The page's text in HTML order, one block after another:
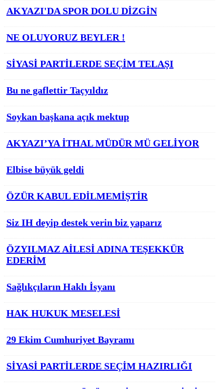
AKYAZI'DA SPOR DOLU DİZGİN
NE OLUYORUZ BEYLER !
SİYASİ PARTİLERDE SEÇİM TELAŞI
Bu ne gaflettir Taçyıldız
Soykan başkana açık mektup
AKYAZI’YA İTHAL MÜDÜR MÜ GELİYOR
Elbise büyük geldi
ÖZÜR KABUL EDİLMEMİŞTİR
Siz IH deyip destek verin biz yaparız
ÖZYILMAZ AİLESİ ADINA TEŞEKKÜR
EDERİM
Sağlıkçıların Haklı İsyanı
HAK HUKUK MESELESİ
29 Ekim Cumhuriyet Bayramı
SİYASİ PARTİLERDE SEÇİM HAZIRLIĞI